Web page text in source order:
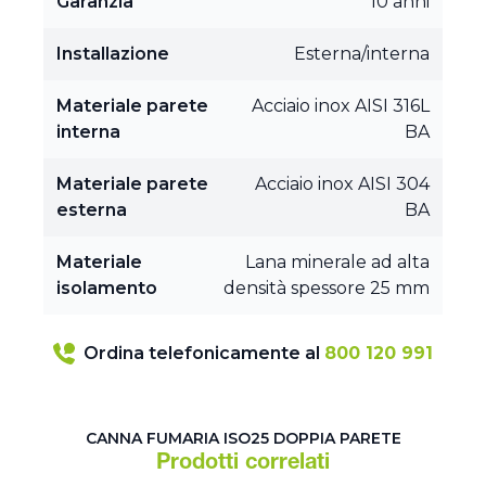
Installazione Esterna/interna
Materiale parete
interna
Acciaio inox AISI 316L
BA
Materiale parete
esterna
Acciaio inox AISI 304
BA
Materiale
isolamento
Lana minerale ad alta
densità spessore 25 mm
Ordina telefonicamente al 800 120 991
CANNA FUMARIA ISO25 DOPPIA PARETE
Prodotti correlati